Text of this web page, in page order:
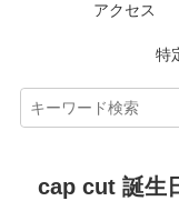
アクセス
特
cap cut 誕生